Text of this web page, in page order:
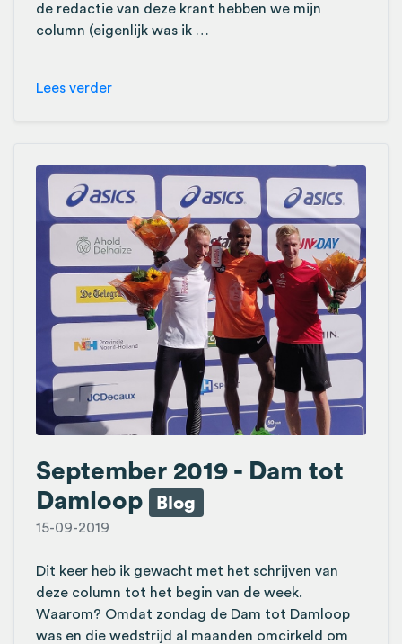
de redactie van deze krant hebben we mijn
column (eigenlijk was ik …
Lees verder
September 2019 - Dam tot
Damloop
Blog
15-09-2019
Dit keer heb ik gewacht met het schrijven van
deze column tot het begin van de week.
Waarom? Omdat zondag de Dam tot Damloop
was en die wedstrijd al maanden omcirkeld om